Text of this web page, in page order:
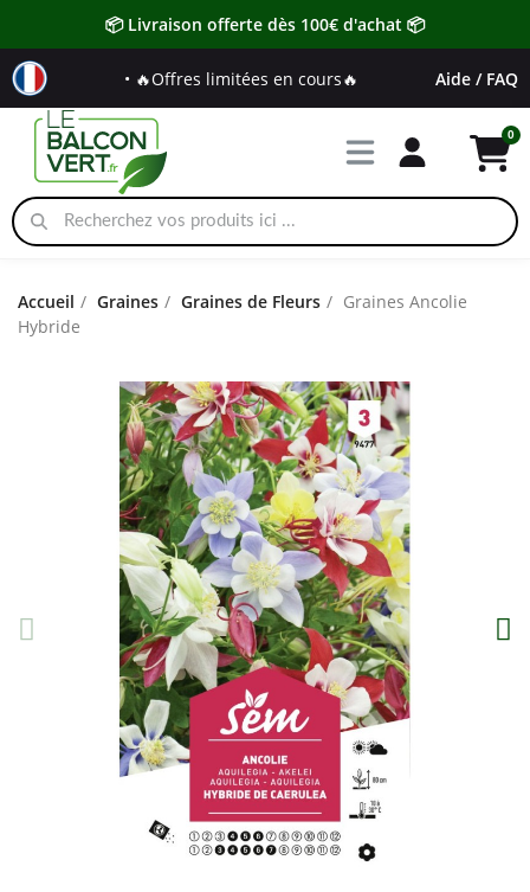
📦 Livraison offerte dès 100€ d'achat 📦
• 🔥Offres limitées en cours🔥 Aide / FAQ
Accueil Graines Graines de Fleurs
Graines Ancolie
Hybride